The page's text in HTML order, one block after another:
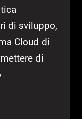
di sviluppo,
Cloud di
di